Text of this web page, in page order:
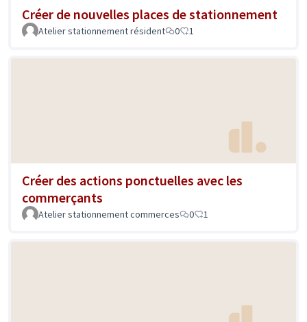
Créer de nouvelles places de stationnement
Atelier stationnement résident 0 1
Créer des actions ponctuelles avec les
commerçants
Atelier stationnement commerces 0 1